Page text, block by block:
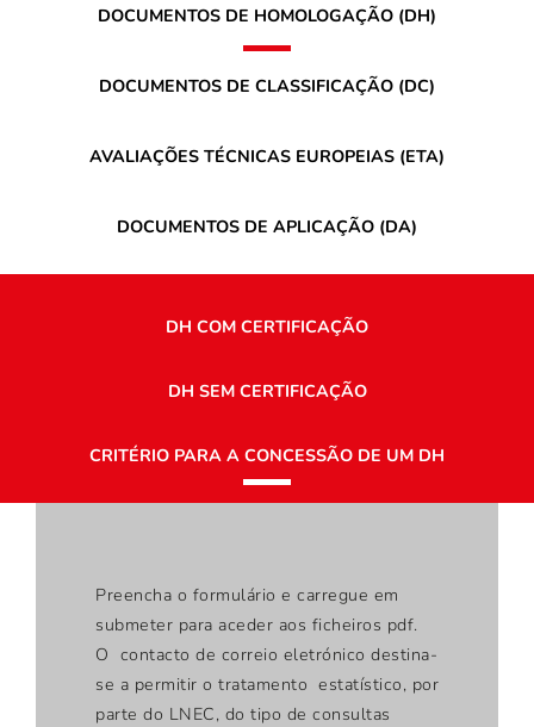
DOCUMENTOS DE HOMOLOGAÇÃO (DH)
DOCUMENTOS DE CLASSIFICAÇÃO (DC)
AVALIAÇÕES TÉCNICAS EUROPEIAS (ETA)
DOCUMENTOS DE APLICAÇÃO (DA)
DH COM CERTIFICAÇÃO
DH SEM CERTIFICAÇÃO
CRITÉRIO PARA A CONCESSÃO DE UM DH
Preencha o formulário e carregue em
submeter para aceder aos ficheiros pdf.
O contacto de correio eletrónico destina-
se a permitir o tratamento estatístico, por
parte do LNEC, do tipo de consultas